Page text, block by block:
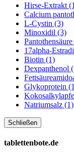
Hirse-Extrakt
Calcium
L-Cystin (3)
Minoxidil (3)
17alpha-
Biotin (1)
Dexpanthenol
Glykoprotein
Natriumsalz (1)
Schließen
tablettenbote.de